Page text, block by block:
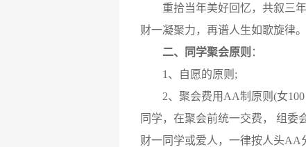
重拾当年美好回忆，共叙三年
财一凝聚力，再谱人生如歌旋律。
二、同学聚会原则 ：
1、自愿的原则;
2、聚会费用AA制原则(女100
同学，在聚会前统一交费， 组委
财一同学或爱人，一律按人头